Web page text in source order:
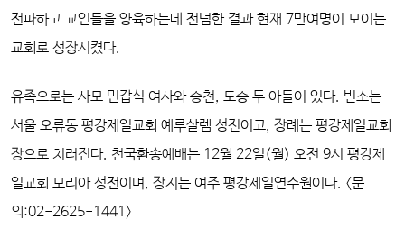
전파하고 교인들을 양육하는데 전념한 결과 현재 7만여명이 모이는
교회로 성장시켰다.
유족으로는 사모 민갑식 여사와 승천, 도승 두 아들이 있다. 빈소는
서울 오류동 평강제일교회 예루살렘 성전이고, 장례는 평강제일교회
장으로 치러진다. 천국환송예배는 12월 22일(월) 오전 9시 평강제
일교회 모리아 성전이며, 장지는 여주 평강제일연수원이다. <문
의:02-2625-1441>